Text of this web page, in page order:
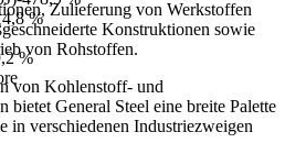
%
%
Zulieferung von Werkstoffen
Konstruktionen sowie
von Rohstoffen.
von Kohlenstoff- und
bietet General Steel eine breite Palette
in verschiedenen Industriezweigen